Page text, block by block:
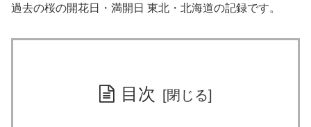
過去の桜の開花日・満開日 東北・北海道の記録です。
目次